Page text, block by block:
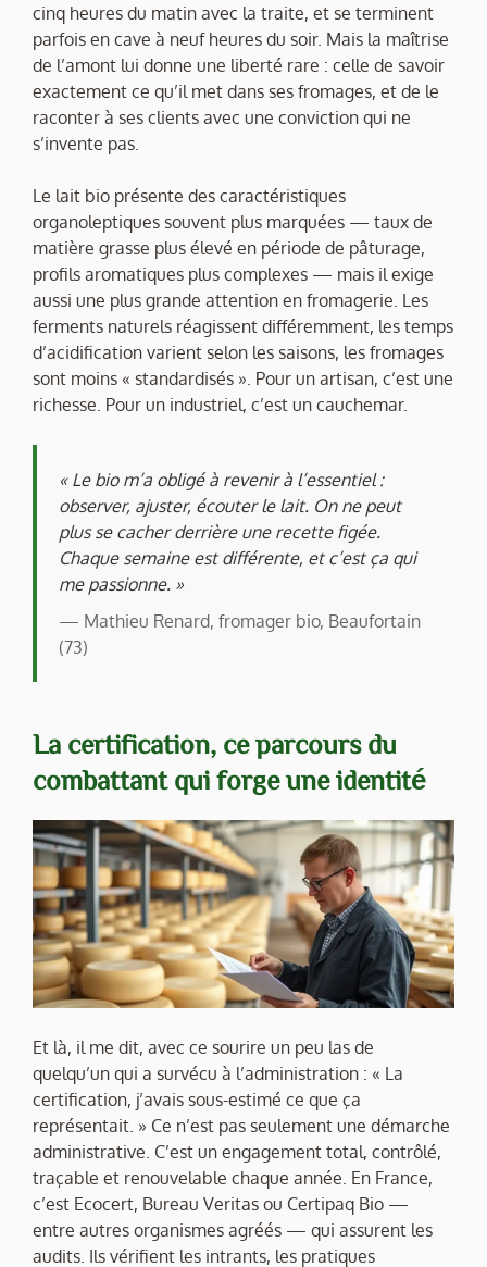
cinq heures du matin avec la traite, et se terminent
parfois en cave à neuf heures du soir. Mais la maîtrise
de l’amont lui donne une liberté rare : celle de savoir
exactement ce qu’il met dans ses fromages, et de le
raconter à ses clients avec une conviction qui ne
s’invente pas.
Le lait bio présente des caractéristiques
organoleptiques souvent plus marquées — taux de
matière grasse plus élevé en période de pâturage,
profils aromatiques plus complexes — mais il exige
aussi une plus grande attention en fromagerie. Les
ferments naturels réagissent différemment, les temps
d’acidification varient selon les saisons, les fromages
sont moins « standardisés ». Pour un artisan, c’est une
richesse. Pour un industriel, c’est un cauchemar.
« Le bio m’a obligé à revenir à l’essentiel :
observer, ajuster, écouter le lait. On ne peut
plus se cacher derrière une recette figée.
Chaque semaine est différente, et c’est ça qui
me passionne. »
— Mathieu Renard, fromager bio, Beaufortain
(73)
La certification, ce parcours du
combattant qui forge une identité
Et là, il me dit, avec ce sourire un peu las de
quelqu’un qui a survécu à l’administration : « La
certification, j’avais sous-estimé ce que ça
représentait. » Ce n’est pas seulement une démarche
administrative. C’est un engagement total, contrôlé,
traçable et renouvelable chaque année. En France,
c’est Ecocert, Bureau Veritas ou Certipaq Bio —
entre autres organismes agréés — qui assurent les
audits. Ils vérifient les intrants, les pratiques